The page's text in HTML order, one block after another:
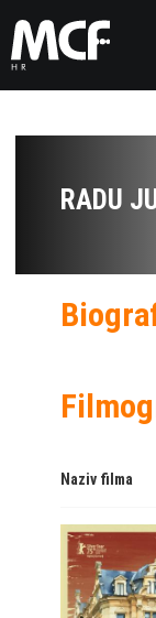
RADU
Naziv filma